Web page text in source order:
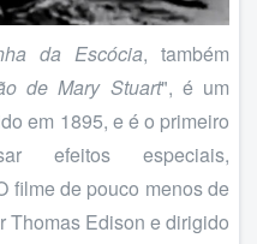
da Escócia, também
de Mary Stuart", é um
em 1895, e é o primeiro
efeitos especiais,
filme de pouco menos de
Thomas Edison e dirigido